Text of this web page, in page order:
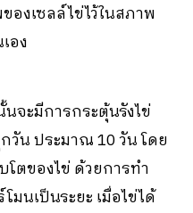
องเซลล์ไข่ไว้ในสภาพ
อง
จะมีการกระตุ้นรังไข่
น ประมาณ 10 วัน โดย
ตของไข่ ด้วยการทำ
นเป็นระยะ เมื่อไข่ได้